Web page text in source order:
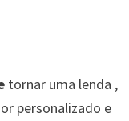
tornar uma lenda ,
personalizado e